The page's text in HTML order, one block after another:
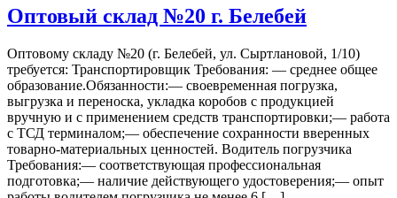
Оптовый склад №20 г. Белебей
Оптовому складу №20 (г. Белебей, ул. Сыртлановой, 1/10)
требуется: Транспортировщик Требования: — среднее общее
образование.Обязанности:— своевременная погрузка,
выгрузка и переноска, укладка коробов с продукцией
вручную и с применением средств транспортировки;— работа
с ТСД терминалом;— обеспечение сохранности вверенных
товарно-материальных ценностей. Водитель погрузчика
Требования:— соответствующая профессиональная
подготовка;— наличие действующего удостоверения;— опыт